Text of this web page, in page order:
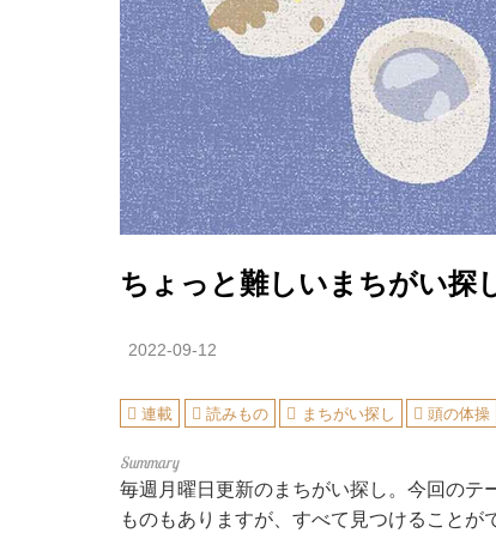
ちょっと難しいまちがい探
2022-09-12
連載 読みもの まちがい探し 頭の体操
毎週月曜日更新のまちがい探し。今回のテ
ものもありますが、すべて見つけること